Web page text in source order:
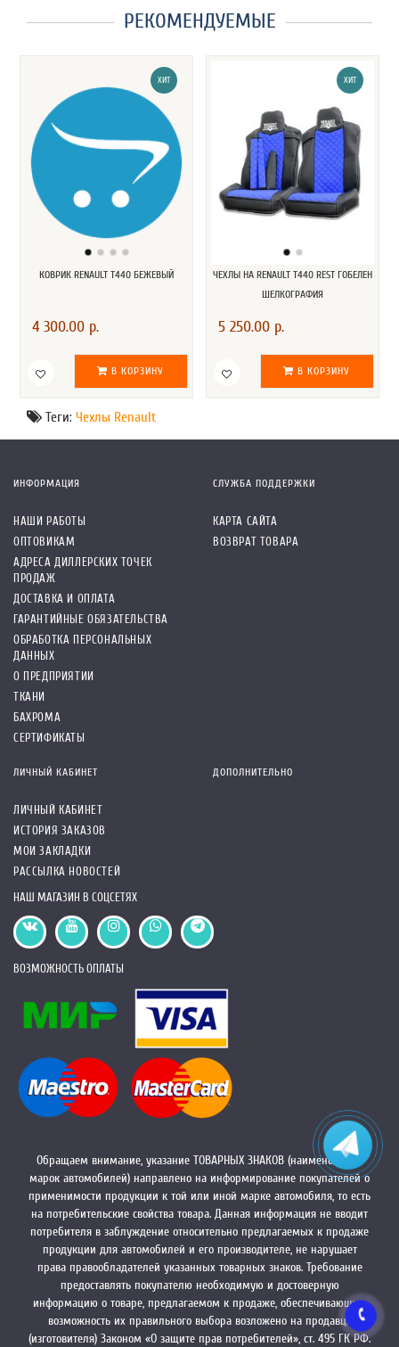
РЕКОМЕНДУЕМЫЕ
ХИТ
КОВРИК RENAULT T440 БЕЖЕВЫЙ
4 300.00 р.
В КОРЗИНУ
ХИТ
ЧЕХЛЫ НА RENAULT T440 REST ГОБЕЛЕН
ШЕЛКОГРАФИЯ
5 250.00 р.
В КОРЗИНУ
Теги: Чехлы Renault
ИНФОРМАЦИЯ
НАШИ РАБОТЫ
ОПТОВИКАМ
АДРЕСА ДИЛЛЕРСКИХ ТОЧЕК
ПРОДАЖ
ДОСТАВКА И ОПЛАТА
ГАРАНТИЙНЫЕ ОБЯЗАТЕЛЬСТВА
ОБРАБОТКА ПЕРСОНАЛЬНЫХ
ДАННЫХ
О ПРЕДПРИЯТИИ
ТКАНИ
БАХРОМА
СЕРТИФИКАТЫ
СЛУЖБА ПОДДЕРЖКИ
КАРТА САЙТА
ВОЗВРАТ ТОВАРА
ЛИЧНЫЙ КАБИНЕТ
ЛИЧНЫЙ КАБИНЕТ
ИСТОРИЯ ЗАКАЗОВ
МОИ ЗАКЛАДКИ
РАССЫЛКА НОВОСТЕЙ
ДОПОЛНИТЕЛЬНО
НАШ МАГАЗИН В СОЦСЕТЯХ
ВОЗМОЖНОСТЬ ОПЛАТЫ
Обращаем внимание, указание ТОВАРНЫХ ЗНАКОВ (наименований
марок автомобилей) направлено на информирование покупателей о
применимости продукции к той или иной марке автомобиля, то есть
на потребительские свойства товара. Данная информация не вводит
потребителя в заблуждение относительно предлагаемых к продаже
продукции для автомобилей и его производителе, не нарушает
права правообладателей указанных товарных знаков. Требование
предоставлять покупателю необходимую и достоверную
информацию о товаре, предлагаемом к продаже, обеспечивающую
возможность их правильного выбора возложено на продавца
(изготовителя) Законом «О защите прав потребителей», ст. 495 ГК РФ.